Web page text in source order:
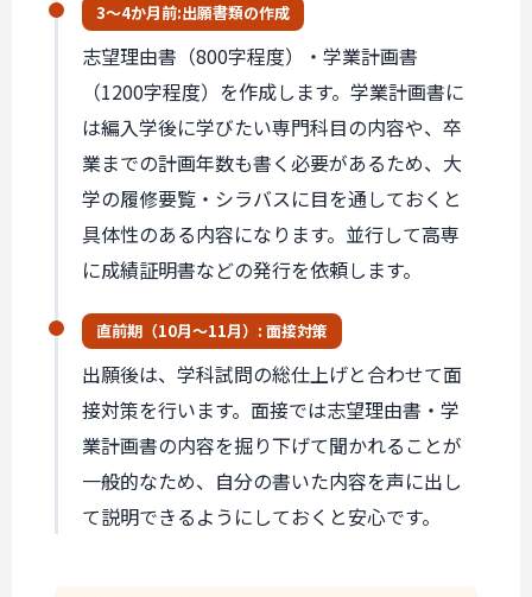
3〜4か月前:出願書類の作成
志望理由書（800字程度）・学業計画書
（1200字程度）を作成します。学業計画書に
は編入学後に学びたい専門科目の内容や、卒
業までの計画年数も書く必要があるため、大
学の履修要覧・シラバスに目を通しておくと
具体性のある内容になります。並行して高専
に成績証明書などの発行を依頼します。
直前期（10月〜11月）: 面接対策
出願後は、学科試問の総仕上げと合わせて面
接対策を行います。面接では志望理由書・学
業計画書の内容を掘り下げて聞かれることが
一般的なため、自分の書いた内容を声に出し
て説明できるようにしておくと安心です。